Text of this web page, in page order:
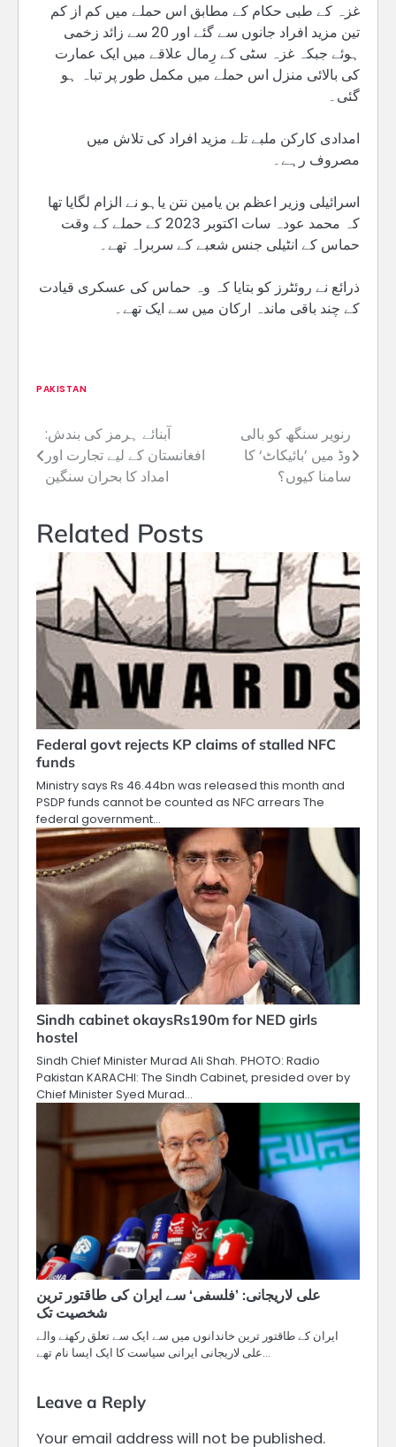
غزہ کے طبی حکام کے مطابق اس حملے میں کم از کم
تین مزید افراد جانوں سے گئے اور 20 سے زائد زخمی
ہوئے جبکہ غزہ سٹی کے رِمال علاقے میں ایک عمارت
کی بالائی منزل اس حملے میں مکمل طور پر تباہ ہو
گئی۔
امدادی کارکن ملبے تلے مزید افراد کی تلاش میں
مصروف رہے۔
اسرائیلی وزیر اعظم بن یامین نتن یاہو نے الزام لگایا تھا
کہ محمد عودہ سات اکتوبر 2023 کے حملے کے وقت
حماس کے انٹیلی جنس شعبے کے سربراہ تھے۔
ذرائع نے روئٹرز کو بتایا کہ وہ حماس کی عسکری قیادت
کے چند باقی ماندہ ارکان میں سے ایک تھے۔
PAKISTAN
Post
navigation
آبنائے ہرمز کی بندش:
افغانستان کے لیے تجارت اور
امداد کا بحران سنگین
رنویر سنگھ کو بالی
وڈ میں ’بائیکاٹ‘ کا
سامنا کیوں؟
Related Posts
Federal govt rejects KP claims of stalled NFC
funds
Ministry says Rs 46.44bn was released this month and
PSDP funds cannot be counted as NFC arrears The
federal government…
Sindh cabinet okaysRs190m for NED girls
hostel
Sindh Chief Minister Murad Ali Shah. PHOTO: Radio
Pakistan KARACHI: The Sindh Cabinet, presided over by
Chief Minister Syed Murad…
علی لاریجانی: ’فلسفی‘ سے ایران کی طاقتور ترین
شخصیت تک
ایران کے طاقتور ترین خاندانوں میں سے ایک سے تعلق رکھنے والے
علی لاریجانی ایرانی سیاست کا ایک ایسا نام تھے…
Leave a Reply
Your email address will not be published.